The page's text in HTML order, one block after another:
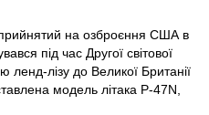
на озброєння США в
під час Другої світової
ленд-лізу до Великої Британії
модель літака P-47N,